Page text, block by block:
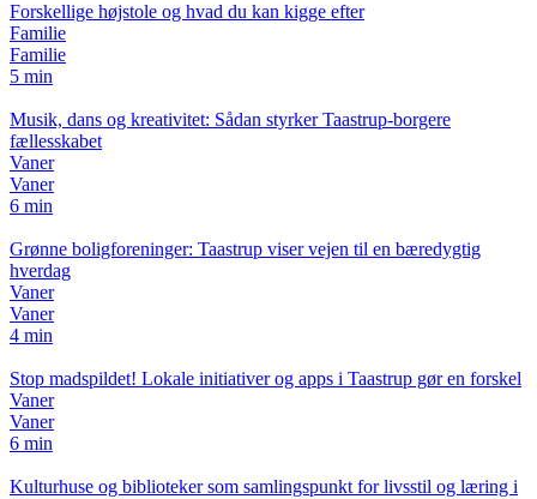
Forskellige højstole og hvad du kan kigge efter
Familie
Familie
5 min
Musik, dans og kreativitet: Sådan styrker Taastrup-borgere
fællesskabet
Vaner
Vaner
6 min
Grønne boligforeninger: Taastrup viser vejen til en bæredygtig
hverdag
Vaner
Vaner
4 min
Stop madspildet! Lokale initiativer og apps i Taastrup gør en forskel
Vaner
Vaner
6 min
Kulturhuse og biblioteker som samlingspunkt for livsstil og læring i